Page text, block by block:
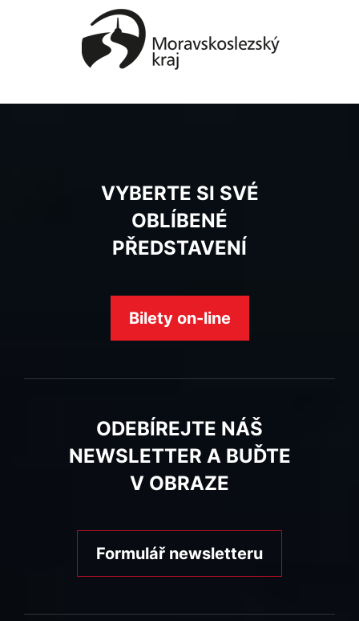
VYBERTE SI SVÉ
OBLÍBENÉ
PŘEDSTAVENÍ
Bilety on-line
ODEBÍREJTE NÁŠ
NEWSLETTER A BUĎTE
V OBRAZE
Formulář newsletteru